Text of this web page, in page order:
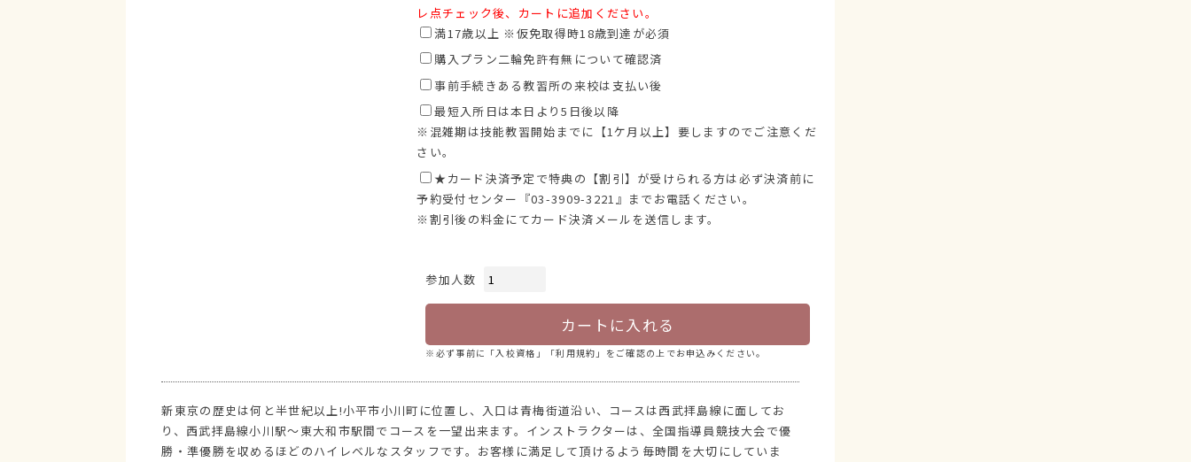
レ点チェック後、カートに追加ください。
満17歳以上 ※仮免取得時18歳到達が必須
購入プラン二輪免許有無について確認済
事前手続きある教習所の来校は支払い後
最短入所日は本日より5日後以降
※混雑期は技能教習開始までに【1ケ月以上】要しますのでご注意くだ
さい。
★カード決済予定で特典の【割引】が受けられる方は必ず決済前に
予約受付センター『03-3909-3221』までお電話ください。
※割引後の料金にてカード決済メールを送信します。
参加人数
カートに入れる
※必ず事前に「入校資格」「利用規約」をご確認の上でお申込みください。
新東京の歴史は何と半世紀以上!小平市小川町に位置し、入口は青梅街道沿い、コースは西武拝島線に面してお
り、西武拝島線小川駅～東大和市駅間でコースを一望出来ます。インストラクターは、全国指導員競技大会で優
勝・準優勝を収めるほどのハイレベルなスタッフです。お客様に満足して頂けるよう毎時間を大切にしていま